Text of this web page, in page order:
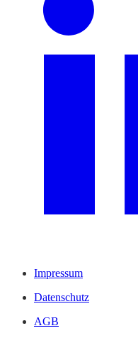
Impressum
Datenschutz
AGB